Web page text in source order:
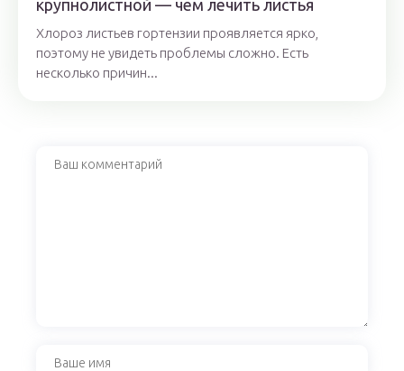
крупнолистной — чем лечить листья
Хлороз листьев гортензии проявляется ярко,
поэтому не увидеть проблемы сложно. Есть
несколько причин...